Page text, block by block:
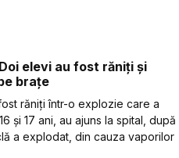
elevi au fost răniți și
brațe
răniți într-o explozie care a
și 17 ani, au ajuns la spital, după
a explodat, din cauza vaporilor